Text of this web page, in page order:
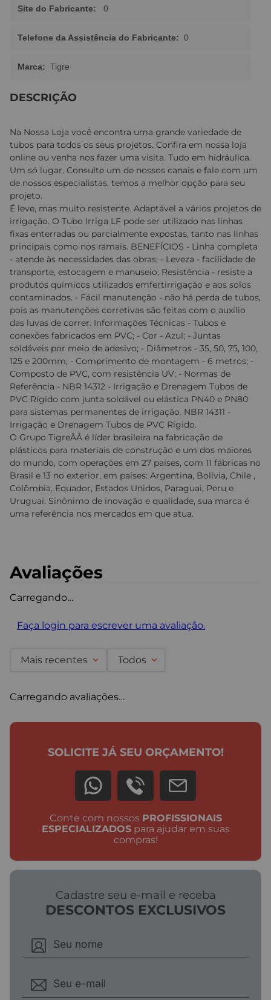
Site do Fabricante: 0
Telefone da Assistência do Fabricante: 0
Marca: Tigre
DESCRIÇÃO
Na Nossa Loja você encontra uma grande variedade de
tubos para todos os seus projetos. Confira em nossa loja
online ou venha nos fazer uma visita. Tudo em hidráulica.
Um só lugar. Consulte um de nossos canais e fale com um
de nossos especialistas, temos a melhor opção para seu
projeto.
É leve, mas muito resistente. Adaptável a vários projetos de
irrigação. O Tubo Irriga LF pode ser utilizado nas linhas
fixas enterradas ou parcialmente expostas, tanto nas linhas
principais como nos ramais. BENEFÍCIOS - Linha completa
- atende às necessidades das obras; - Leveza - facilidade de
transporte, estocagem e manuseio; Resistência - resiste a
produtos químicos utilizados emfertirrigação e aos solos
contaminados. - Fácil manutenção - não há perda de tubos,
pois as manutenções corretivas são feitas com o auxílio
das luvas de correr. Informações Técnicas - Tubos e
conexões fabricados em PVC; - Cor - Azul; - Juntas
soldáveis por meio de adesivo; - Diâmetros - 35, 50, 75, 100,
125 e 200mm; - Comprimento de montagem - 6 metros; -
Composto de PVC, com resistência UV; - Normas de
Referência - NBR 14312 - Irrigação e Drenagem Tubos de
PVC Rígido com junta soldável ou elástica PN40 e PN80
para sistemas permanentes de irrigação. NBR 14311 -
Irrigação e Drenagem Tubos de PVC Rígido.
O Grupo TigreÂÂ é líder brasileira na fabricação de
plásticos para materiais de construção e um dos maiores
do mundo, com operações em 27 países, com 11 fábricas no
Brasil e 13 no exterior, em países: Argentina, Bolívia, Chile ,
Colômbia, Equador, Estados Unidos, Paraguai, Peru e
Uruguai. Sinônimo de inovação e qualidade, sua marca é
uma referência nos mercados em que atua.
Avaliações
Carregando…
Faça login para escrever uma avaliação.
Mais recentes Todos
Carregando avaliações…
Conte com nossos PROFISSIONAIS
ESPECIALIZADOSpara ajudar em suas
compras!
SOLICITE JÁ SEU ORÇAMENTO!
Cadastre seu e-mail e receba
DESCONTOS EXCLUSIVOS